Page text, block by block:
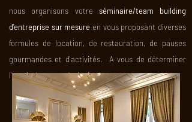
nous organisons votre séminaire/team building
d'entreprise sur mesure en vous proposant diverses
formules de location, de restauration, de pauses
gourmandes et d'activités. A vous de déterminer
l'esprit de votre séminaire !